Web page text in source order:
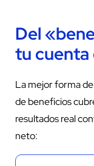
Del
tu cuenta
La mejor forma
de beneficios
resultados real
neto: